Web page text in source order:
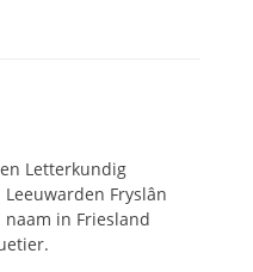
en Letterkundig
Fryslân
in Friesland